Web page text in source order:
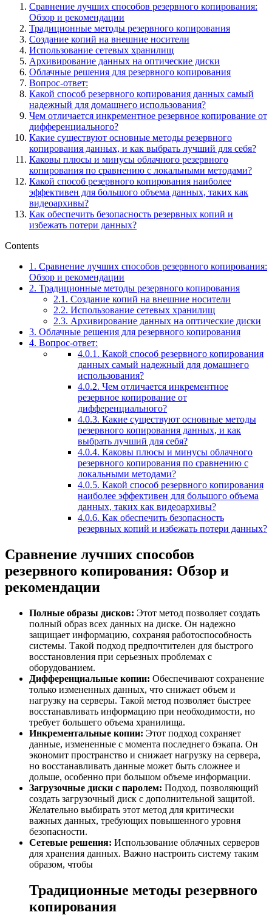
Сравнение лучших способов резервного копирования:
Обзор и рекомендации
Традиционные методы резервного копирования
Создание копий на внешние носители
Использование сетевых хранилищ
Архивирование данных на оптические диски
Облачные решения для резервного копирования
Вопрос-ответ:
Какой способ резервного копирования данных самый
надежный для домашнего использования?
Чем отличается инкрементное резервное копирование от
дифференциального?
Какие существуют основные методы резервного
копирования данных, и как выбрать лучший для себя?
Каковы плюсы и минусы облачного резервного
копирования по сравнению с локальными методами?
Какой способ резервного копирования наиболее
эффективен для большого объема данных, таких как
видеоархивы?
Как обеспечить безопасность резервных копий и
избежать потери данных?
Contents
1. Сравнение лучших способов резервного копирования:
Обзор и рекомендации
2. Традиционные методы резервного копирования
2.1. Создание копий на внешние носители
2.2. Использование сетевых хранилищ
2.3. Архивирование данных на оптические диски
3. Облачные решения для резервного копирования
4. Вопрос-ответ:
4.0.1. Какой способ резервного копирования
данных самый надежный для домашнего
использования?
4.0.2. Чем отличается инкрементное
резервное копирование от
дифференциального?
4.0.3. Какие существуют основные методы
резервного копирования данных, и как
выбрать лучший для себя?
4.0.4. Каковы плюсы и минусы облачного
резервного копирования по сравнению с
локальными методами?
4.0.5. Какой способ резервного копирования
наиболее эффективен для большого объема
данных, таких как видеоархивы?
4.0.6. Как обеспечить безопасность
резервных копий и избежать потери данных?
Сравнение лучших способов
резервного копирования: Обзор и
рекомендации
Полные образы дисков: Этот метод позволяет создать
полный образ всех данных на диске. Он надежно
защищает информацию, сохраняя работоспособность
системы. Такой подход предпочтителен для быстрого
восстановления при серьезных проблемах с
оборудованием.
Дифференциальные копии: Обеспечивают сохранение
только измененных данных, что снижает объем и
нагрузку на серверы. Такой метод позволяет быстрее
восстанавливать информацию при необходимости, но
требует большего объема хранилища.
Инкрементальные копии: Этот подход сохраняет
данные, измененные с момента последнего бэкапа. Он
экономит пространство и снижает нагрузку на сервера,
но восстанавливать данные может быть сложнее и
дольше, особенно при большом объеме информации.
Загрузочные диски с паролем: Подход, позволяющий
создать загрузочный диск с дополнительной защитой.
Желательно выбирать этот метод для критически
важных данных, требующих повышенного уровня
безопасности.
Сетевые решения: Использование облачных серверов
для хранения данных. Важно настроить систему таким
образом, чтобы
Традиционные методы резервного
копирования